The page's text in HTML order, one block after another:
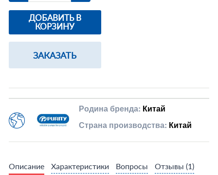
ДОБАВИТЬ В
КОРЗИНУ
ЗАКАЗАТЬ
Родина бренда: Китай
Страна производства: Китай
Описание Характеристики Вопросы Отзывы (1)